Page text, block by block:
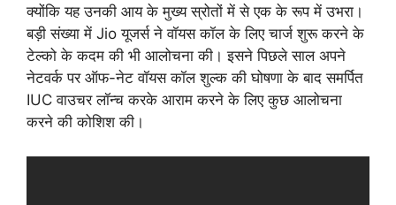
क्योंकि यह उनकी आय के मुख्य स्रोतों में से एक के रूप में उभरा।
बड़ी संख्या में Jio यूजर्स ने वॉयस कॉल के लिए चार्ज शुरू करने के
टेल्को के कदम की भी आलोचना की। इसने पिछले साल अपने
नेटवर्क पर ऑफ-नेट वॉयस कॉल शुल्क की घोषणा के बाद समर्पित
IUC वाउचर लॉन्च करके आराम करने के लिए कुछ आलोचना
करने की कोशिश की।